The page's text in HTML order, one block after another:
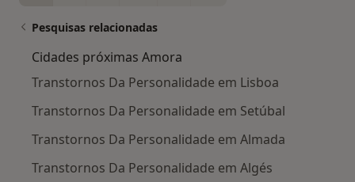
Pesquisas relacionadas
Cidades próximas Amora
Transtornos Da Personalidade em Lisboa
Transtornos Da Personalidade em Setúbal
Transtornos Da Personalidade em Almada
Transtornos Da Personalidade em Algés